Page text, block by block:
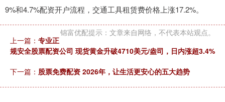
9%和4.7%配资开户流程，交通工具租赁费价格上涨17.2%。
锦富优配提示：文章来自网络，不代表本站观点。
上一篇： 专业正
规安全股票配资公司 现货黄金升破4710美元/盎司，日内涨超3.4%
下一篇： 股票免费配资 2026年，让生活更安心的五大趋势